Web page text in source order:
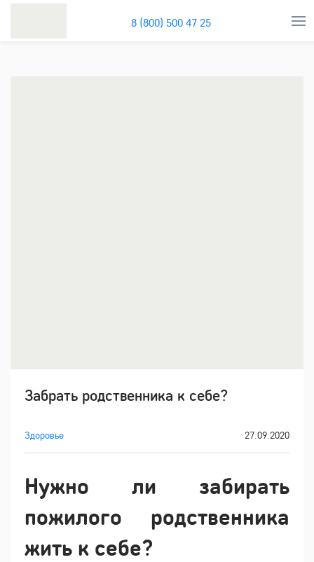
8 (800) 500 47 25
Забрать родственника к себе?
Здоровье 27.09.2020
Нужно ли забирать
пожилого родственника
жить к себе?